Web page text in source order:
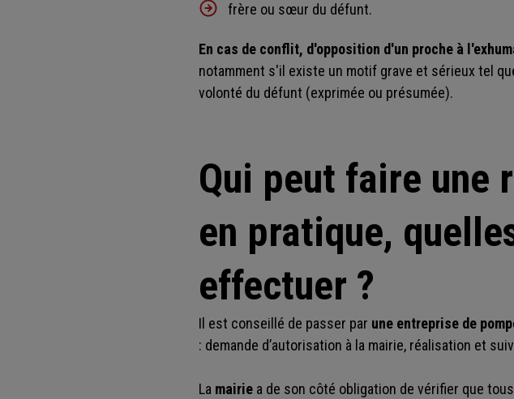
frère ou sœur du défunt.
En cas de conflit, d'opposition d'un proche à
notamment s'il existe un motif grave et sérieux tel
volonté du défunt (exprimée ou présumée).
Qui peut faire une
en pratique,
effectuer ?
Il est conseillé de passer par une entreprise de
: demande d’autorisation à la mairie, réalisation et
La mairie a de son côté obligation de vérifier que